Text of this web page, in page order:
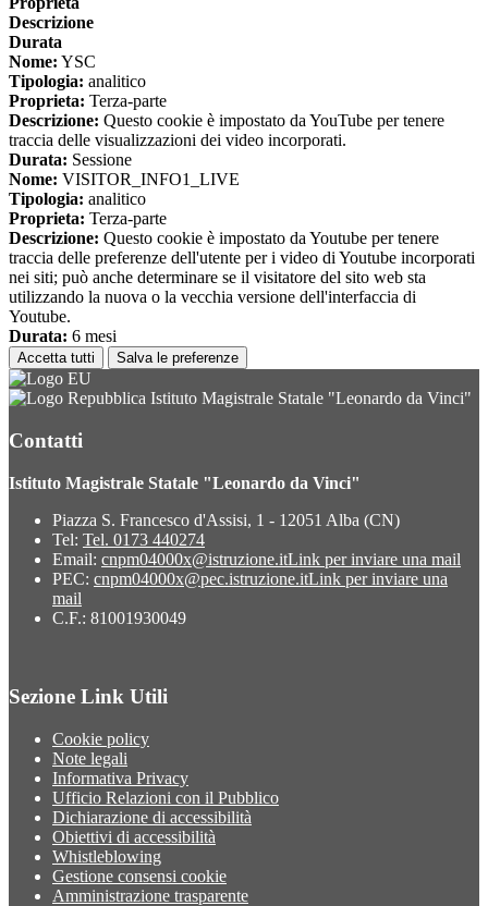
Descrizione
Durata
Nome: YSC
Tipologia: analitico
Proprieta: Terza-parte
Descrizione: Questo cookie è impostato da YouTube per tenere
traccia delle visualizzazioni dei video incorporati.
Durata: Sessione
Nome: VISITOR_INFO1_LIVE
Tipologia: analitico
Proprieta: Terza-parte
Descrizione: Questo cookie è impostato da Youtube per tenere
traccia delle preferenze dell'utente per i video di Youtube incorporati
nei siti; può anche determinare se il visitatore del sito web sta
utilizzando la nuova o la vecchia versione dell'interfaccia di
Youtube.
Durata: 6 mesi
Accetta tutti Salva le preferenze
Istituto Magistrale Statale "Leonardo da Vinci"
Contatti
Istituto Magistrale Statale "Leonardo da Vinci"
Piazza S. Francesco d'Assisi, 1 - 12051 Alba (CN)
Tel: Tel. 0173 440274
Email: cnpm04000x@istruzione.itLink per inviare una mail
PEC: cnpm04000x@pec.istruzione.itLink per inviare una
mail
C.F.: 81001930049
Sezione Link Utili
Cookie policy
Note legali
Informativa Privacy
Ufficio Relazioni con il Pubblico
Dichiarazione di accessibilità
Obiettivi di accessibilità
Whistleblowing
Gestione consensi cookie
Amministrazione trasparente